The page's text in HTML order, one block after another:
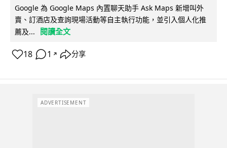
Google 為 Google Maps 內置聊天助手 Ask Maps 新增叫外
賣、訂酒店及查詢現場活動等自主執行功能，並引入個人化推
薦及...
閱讀全文
18 1 ↗ 分享
ADVERTISEMENT